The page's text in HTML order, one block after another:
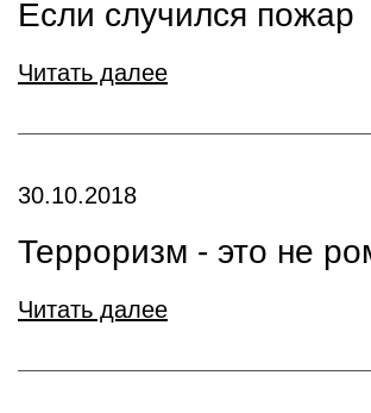
Если случился пожар
Читать далее
30.10.2018
Терроризм - это не
Читать далее